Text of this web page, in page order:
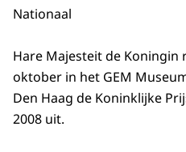
Nationaal
Hare Majesteit de
oktober in het GEM
Den Haag de Koninklijke
2008 uit.